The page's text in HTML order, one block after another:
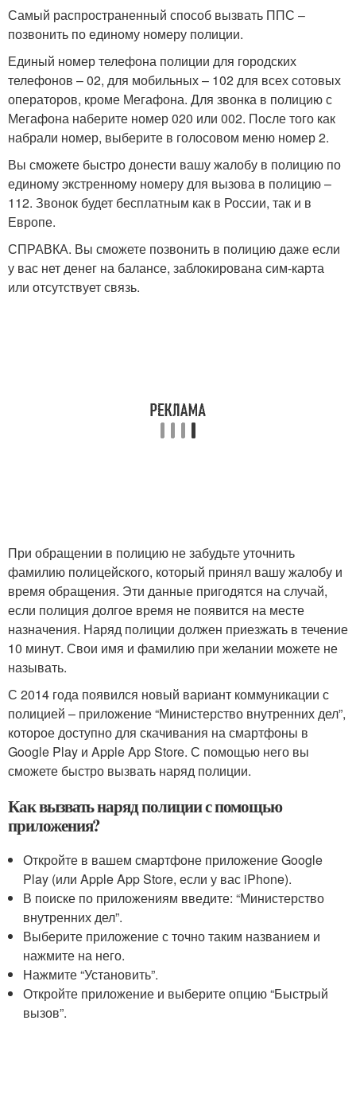
Самый распространенный способ вызвать ППС –
позвонить по единому номеру полиции.
Единый номер телефона полиции для городских
телефонов – 02, для мобильных – 102 для всех сотовых
операторов, кроме Мегафона. Для звонка в полицию с
Мегафона наберите номер 020 или 002. После того как
набрали номер, выберите в голосовом меню номер 2.
Вы сможете быстро донести вашу жалобу в полицию по
единому экстренному номеру для вызова в полицию –
112. Звонок будет бесплатным как в России, так и в
Европе.
СПРАВКА. Вы сможете позвонить в полицию даже если
у вас нет денег на балансе, заблокирована сим-карта
или отсутствует связь.
При обращении в полицию не забудьте уточнить
фамилию полицейского, который принял вашу жалобу и
время обращения. Эти данные пригодятся на случай,
если полиция долгое время не появится на месте
назначения. Наряд полиции должен приезжать в течение
10 минут. Свои имя и фамилию при желании можете не
называть.
С 2014 года появился новый вариант коммуникации с
полицией – приложение “Министерство внутренних дел”,
которое доступно для скачивания на смартфоны в
Google Play и Apple App Store. С помощью него вы
сможете быстро вызвать наряд полиции.
Как вызвать наряд полиции с помощью
приложения?
Откройте в вашем смартфоне приложение Google
Play (или Apple App Store, если у вас iPhone).
В поиске по приложениям введите: “Министерство
внутренних дел”.
Выберите приложение с точно таким названием и
нажмите на него.
Нажмите “Установить”.
Откройте приложение и выберите опцию “Быстрый
вызов”.